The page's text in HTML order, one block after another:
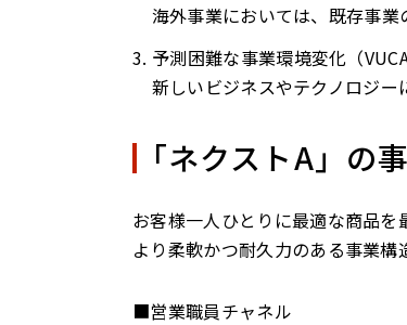
海外事業においては、既存事業
予測困難な事業環境変化（
新しいビジネスやテクノロジー
「ネクストA」の
お客様一人ひとりに最適な商品
より柔軟かつ耐久力のある事業構
■営業職員チャネル